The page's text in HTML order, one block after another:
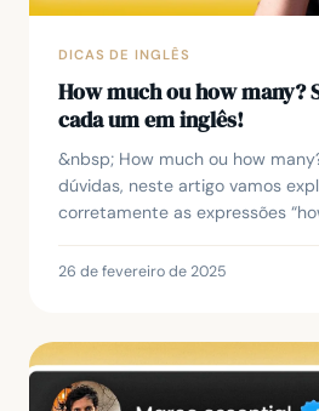
DICAS DE INGLÊS
How much ou how many?
cada um em inglês!
&nbsp; How much ou how
dúvidas, neste artigo vamos
corretamente as expressões
quantidades. Ao...
26 de fevereiro de 2025